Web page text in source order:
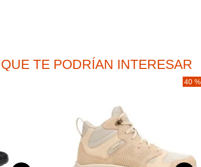
TE PODRÍAN INTERESAR
40 %